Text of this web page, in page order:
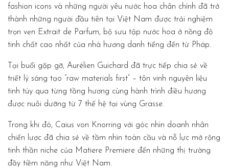
fashion icons và những người yêu nước hoa chân chính đã trở
thành những người đầu tiên tại Việt Nam được trải nghiệm
trọn vẹn Extrait de Parfum, bộ sưu tập nước hoa ở nồng độ
tinh chất cao nhất của nhà hương danh tiếng đến từ Pháp.
Tại buổi gặp gỡ, Aurélien Guichard đã trực tiếp chia sẻ về
triết lý sáng tạo “raw materials first” – tôn vinh nguyên liệu
tinh túy qua từng tầng hương cùng hành trình điều hương
được nuôi dưỡng từ 7 thế hệ tại vùng Grasse.
Trong khi đó, Caius von Knorring với góc nhìn doanh nhân
chiến lược đã chia sẻ về tầm nhìn toàn cầu và nỗ lực mở rộng
tinh thần niche của Matiere Premiere đến những thị trường
đầy tiềm năng như Việt Nam.